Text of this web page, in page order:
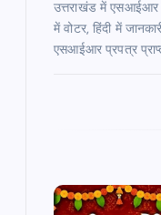
उत्तराखंड में एसआईआर
में वोटर, हिंदी में
एसआईआर प्रपत्र